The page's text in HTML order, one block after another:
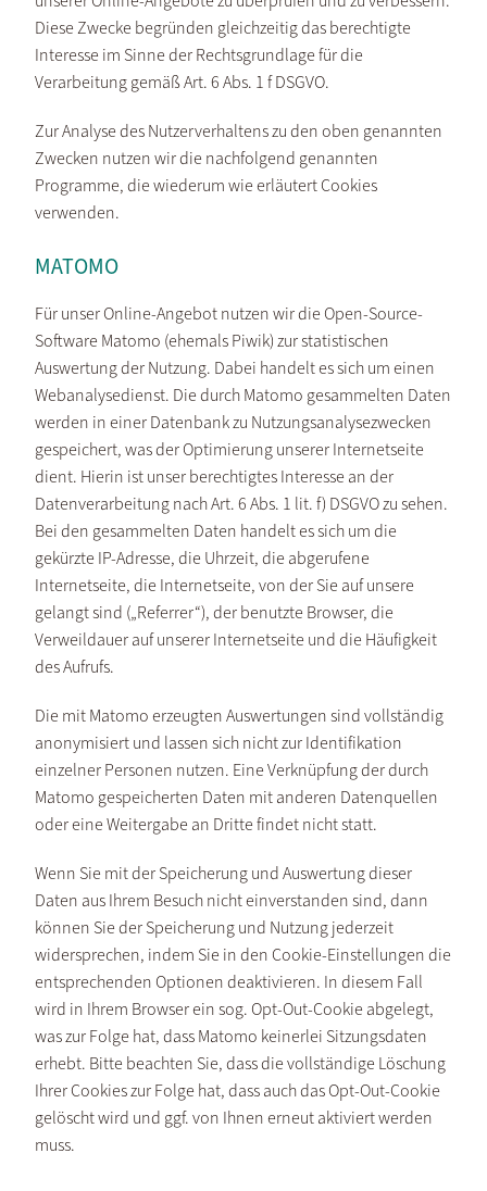
Diese Zwecke begründen gleichzeitig das berechtigte
Interesse im Sinne der Rechtsgrundlage für die
Verarbeitung gemäß Art. 6 Abs. 1 f DSGVO.
Zur Analyse des Nutzerverhaltens zu den oben genannten
Zwecken nutzen wir die nachfolgend genannten
Programme, die wiederum wie erläutert Cookies
verwenden.
MATOMO
Für unser Online-Angebot nutzen wir die Open-Source-
Software Matomo (ehemals Piwik) zur statistischen
Auswertung der Nutzung. Dabei handelt es sich um einen
Webanalysedienst. Die durch Matomo gesammelten Daten
werden in einer Datenbank zu Nutzungsanalysezwecken
gespeichert, was der Optimierung unserer Internetseite
dient. Hierin ist unser berechtigtes Interesse an der
Datenverarbeitung nach Art. 6 Abs. 1 lit. f) DSGVO zu sehen.
Bei den gesammelten Daten handelt es sich um die
gekürzte IP-Adresse, die Uhrzeit, die abgerufene
Internetseite, die Internetseite, von der Sie auf unsere
gelangt sind („Referrer“), der benutzte Browser, die
Verweildauer auf unserer Internetseite und die Häufigkeit
des Aufrufs.
Die mit Matomo erzeugten Auswertungen sind vollständig
anonymisiert und lassen sich nicht zur Identifikation
einzelner Personen nutzen. Eine Verknüpfung der durch
Matomo gespeicherten Daten mit anderen Datenquellen
oder eine Weitergabe an Dritte findet nicht statt.
Wenn Sie mit der Speicherung und Auswertung dieser
Daten aus Ihrem Besuch nicht einverstanden sind, dann
können Sie der Speicherung und Nutzung jederzeit
widersprechen, indem Sie in den Cookie-Einstellungen die
entsprechenden Optionen deaktivieren. In diesem Fall
wird in Ihrem Browser ein sog. Opt-Out-Cookie abgelegt,
was zur Folge hat, dass Matomo keinerlei Sitzungsdaten
erhebt. Bitte beachten Sie, dass die vollständige Löschung
Ihrer Cookies zur Folge hat, dass auch das Opt-Out-Cookie
gelöscht wird und ggf. von Ihnen erneut aktiviert werden
muss.